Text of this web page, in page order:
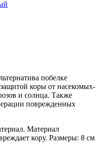
побелке
коры от насекомых-
и солнца. Также
поврежденных
Материал
кору. Размеры: 8 см